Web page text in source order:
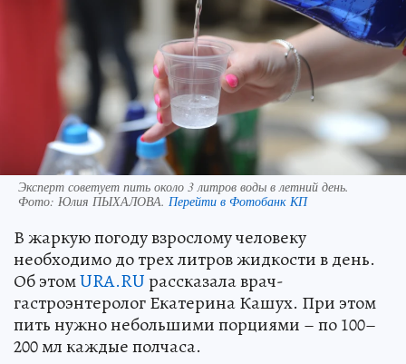
Эксперт советует пить около 3 литров воды в летний день.
Фото: Юлия ПЫХАЛОВА. Перейти в Фотобанк КП
В жаркую погоду взрослому человеку
необходимо до трех литров жидкости в день.
Об этомURA.RUрассказала врач-
гастроэнтеролог Екатерина Кашух. При этом
пить нужно небольшими порциями – по 100–
200 мл каждые полчаса.